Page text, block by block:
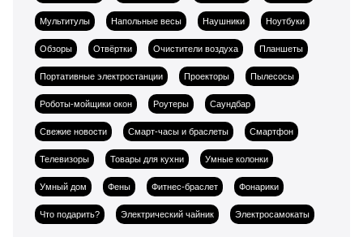
Мультитулы Напольные весы Наушники Ноутбуки
Обзоры Отвёртки Очистители воздуха Планшеты
Портативные электростанции Проекторы Пылесосы
Роботы-мойщики окон Роутеры Саундбар
Свежие новости Смарт-часы и браслеты Смартфон
Телевизоры Товары для кухни Умные колонки
Умный дом Фены Фитнес-браслет Фонарики
Что подарить? Электрический чайник Электросамокаты